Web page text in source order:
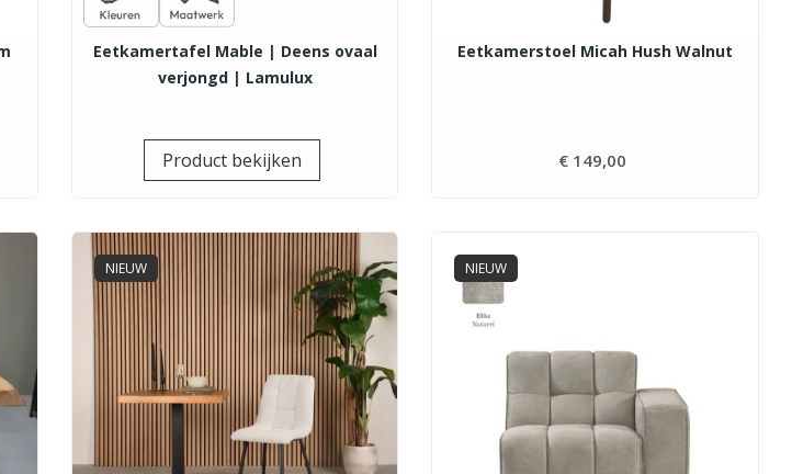
Eetkamertafel Mable | Deens ovaal
verjongd | Lamulux
Product bekijken
Eetkamerstoel Micah Hush Walnut
€ 149,00
NIEUW NIEUW